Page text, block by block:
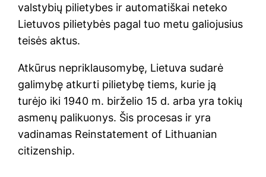
valstybių pilietybes ir automatiškai neteko
Lietuvos pilietybės pagal tuo metu galiojusius
teisės aktus.
Atkūrus nepriklausomybę, Lietuva sudarė
galimybę atkurti pilietybę tiems, kurie ją
turėjo iki 1940 m. birželio 15 d. arba yra tokių
asmenų palikuonys. Šis procesas ir yra
vadinamas Reinstatement of Lithuanian
citizenship.